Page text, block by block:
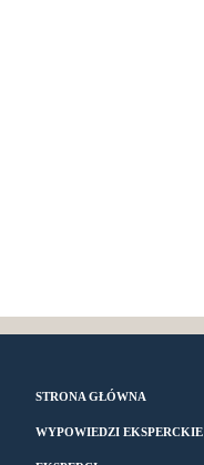
STRONA GŁÓWNA
WYPOWIEDZI EKSPERCKIE